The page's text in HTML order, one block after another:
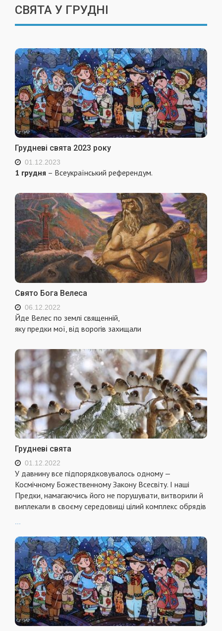
СВЯТА У ГРУДНІ
Грудневі свята 2023 року
01.12.2023
1 грудня – Всеукраїнський референдум.
Свято Бога Велеса
06.12.2022
Йде Велес по землі священній,
яку предки мої, від ворогів захищали
Грудневі свята
01.12.2022
У давнину все підпорядковувалось одному —
Космічному Божественному Закону Всесвіту. І наші
Предки, намагаючись його не порушувати, витворили й
виплекали в своєму середовищі цілий комплекс обрядів